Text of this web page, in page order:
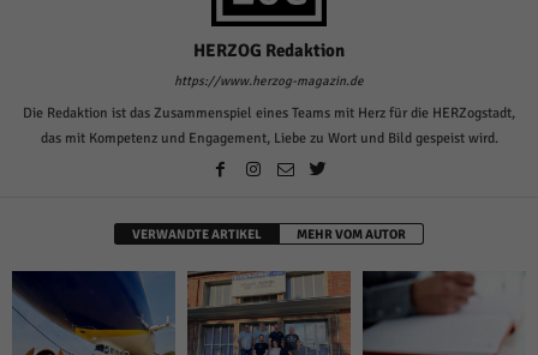
HERZOG Redaktion
https://www.herzog-magazin.de
Die Redaktion ist das Zusammenspiel eines Teams mit Herz für die HERZogstadt,
das mit Kompetenz und Engagement, Liebe zu Wort und Bild gespeist wird.
VERWANDTE ARTIKEL MEHR VOM AUTOR